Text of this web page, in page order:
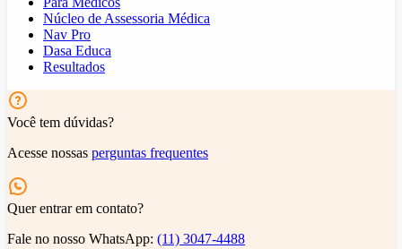
Núcleo de Assessoria Médica
Nav Pro
Dasa Educa
Resultados
Você tem dúvidas?
Acesse nossas perguntas frequentes
Quer entrar em contato?
Fale no nosso WhatsApp: (11) 3047-4488